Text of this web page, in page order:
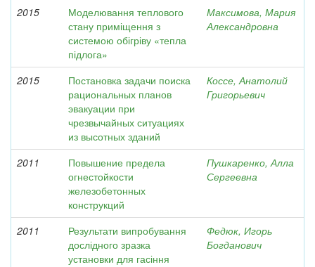
2015
Моделювання теплового
стану приміщення з
системою обігріву «тепла
підлога»
Максимова, Мария
Александровна
2015
Постановка задачи поиска
рациональных планов
эвакуации при
чрезвычайных ситуациях
из высотных зданий
Коссе, Анатолий
Григорьевич
2011
Повышение предела
огнестойкости
железобетонных
конструкций
Пушкаренко, Алла
Сергеевна
2011
Результати випробування
дослідного зразка
установки для гасіння
Федюк, Игорь
Богданович